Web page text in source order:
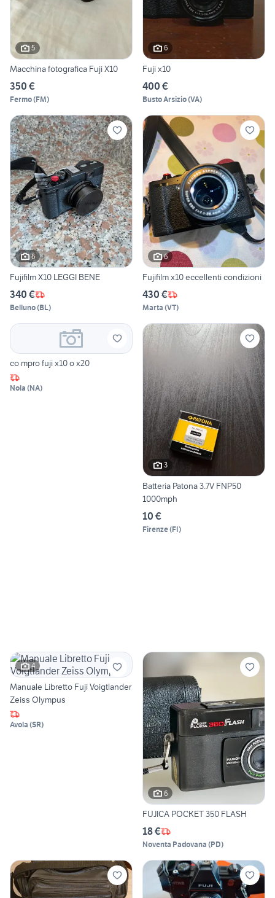
5
Macchina fotografica Fuji X10
350 €
Fermo(FM)
6
Fuji x10
400 €
Busto Arsizio(VA)
6
Fujifilm X10 LEGGI BENE
340 €
Belluno(BL)
6
Fujifilm x10 eccellenti condizioni
430 €
Marta (VT)
co mpro fuji x10 o x20
Nola (NA)
3
Batteria Patona 3.7V FNP50
1000mph
10 €
Firenze(FI)
4
Manuale Libretto Fuji Voigtlander
Zeiss Olympus
Avola (SR)
6
FUJICA POCKET 350 FLASH
18 €
Noventa Padovana (PD)